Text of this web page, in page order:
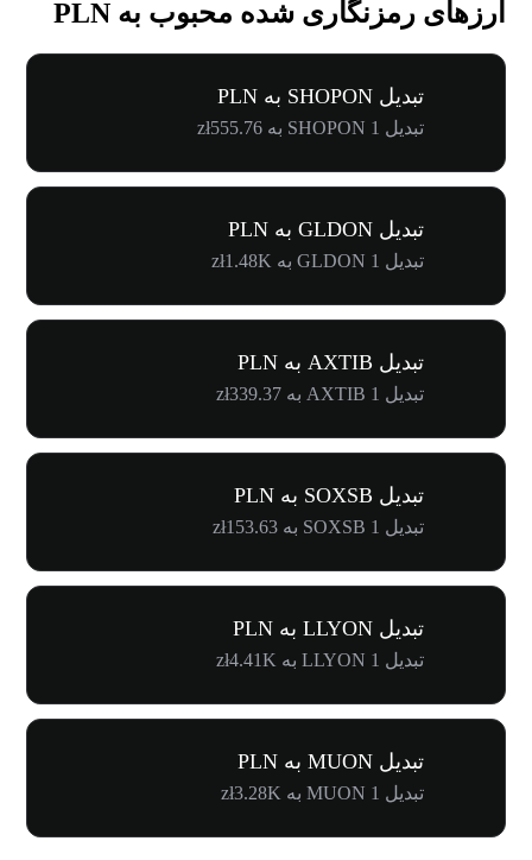
ارزهای رمزنگاری شده محبوب به PLN
تبدیل SHOPON به PLN
تبدیل 1 SHOPON به zł555.76
تبدیل GLDON به PLN
تبدیل 1 GLDON به zł1.48K
تبدیل AXTIB به PLN
تبدیل 1 AXTIB به zł339.37
تبدیل SOXSB به PLN
تبدیل 1 SOXSB به zł153.63
تبدیل LLYON به PLN
تبدیل 1 LLYON به zł4.41K
تبدیل MUON به PLN
تبدیل 1 MUON به zł3.28K